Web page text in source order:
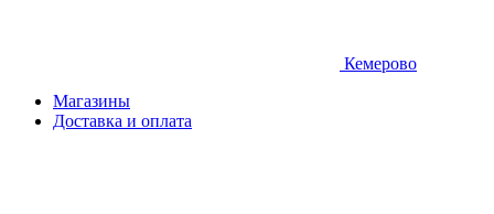
Кемерово
Магазины
Доставка и оплата